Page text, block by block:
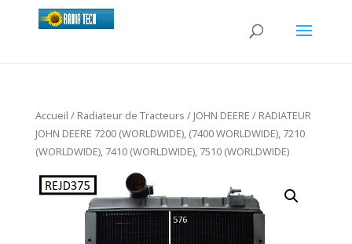
Accueil / Radiateur de Tracteurs / JOHN DEERE / RADIATEUR
JOHN DEERE 7200 (WORLDWIDE), (7400 WORLDWIDE), 7210
(WORLDWIDE), 7410 (WORLDWIDE), 7510 (WORLDWIDE)